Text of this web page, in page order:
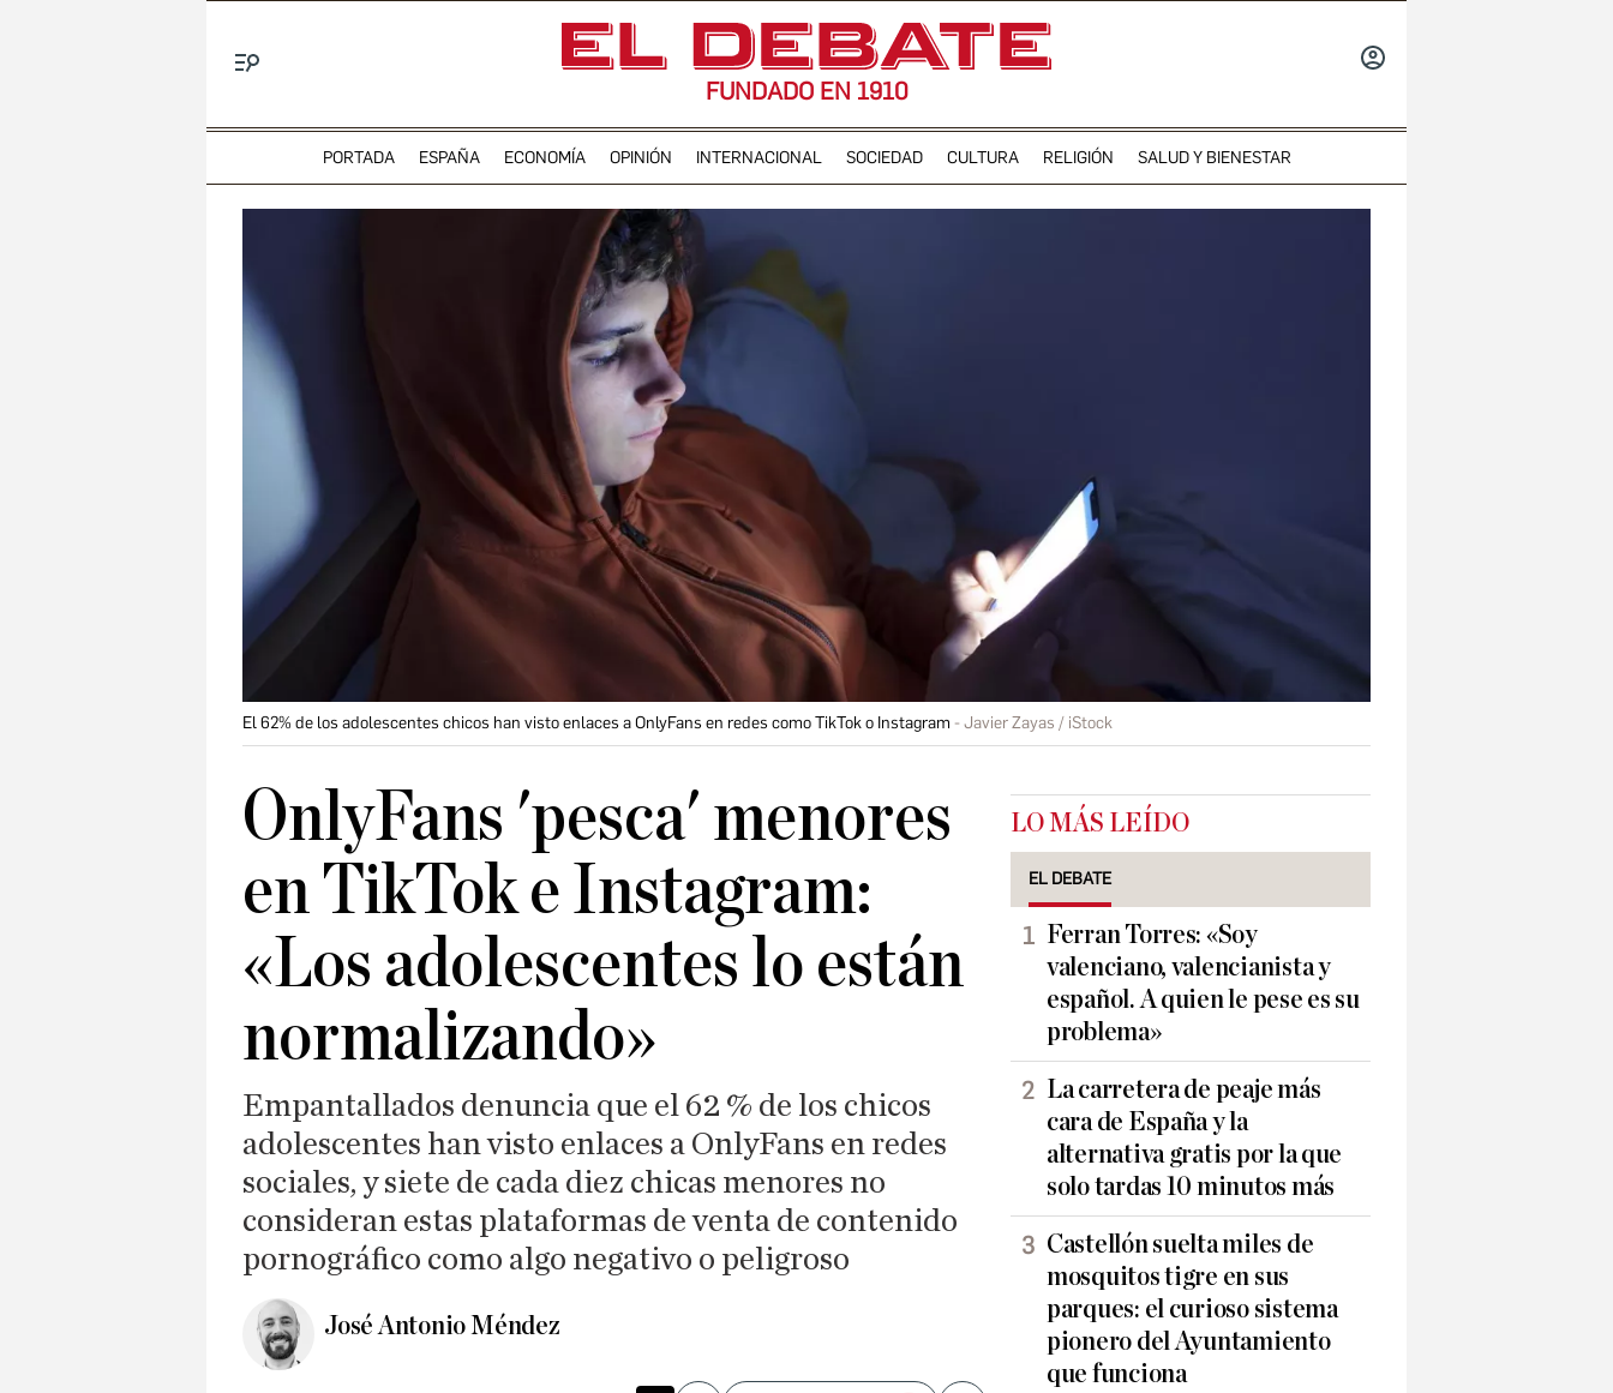
FUNDADO EN 1910
PORTADA ESPAÑA ECONOMÍA OPINIÓN INTERNACIONAL SOCIEDAD CULTURA RELIGIÓN SALUD Y BIENESTAR
El 62% de los adolescentes chicos han visto enlaces a OnlyFans en redes como TikTok o Instagram Javier Zayas / iStock
OnlyFans 'pesca' menores
en TikTok e Instagram:
«Los adolescentes lo están
normalizando»
Empantallados denuncia que el 62 % de los chicos
adolescentes han visto enlaces a OnlyFans en redes
sociales, y siete de cada diez chicas menores no
consideran estas plataformas de venta de contenido
pornográfico como algo negativo o peligroso
José Antonio Méndez
LO MÁS LEÍDO
EL DEBATE
Ferran Torres: «Soy
valenciano, valencianista y
español. A quien le pese es su
problema»
La carretera de peaje más
cara de España y la
alternativa gratis por la que
solo tardas 10 minutos más
Castellón suelta miles de
mosquitos tigre en sus
parques: el curioso sistema
pionero del Ayuntamiento
que funciona